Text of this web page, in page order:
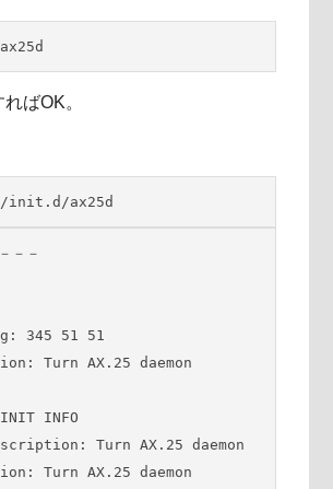
ばOK。
init.d/ax25d
－－
345 51 51
Turn AX.25 daemon
INFO
Turn AX.25 daemon
Turn AX.25 daemon